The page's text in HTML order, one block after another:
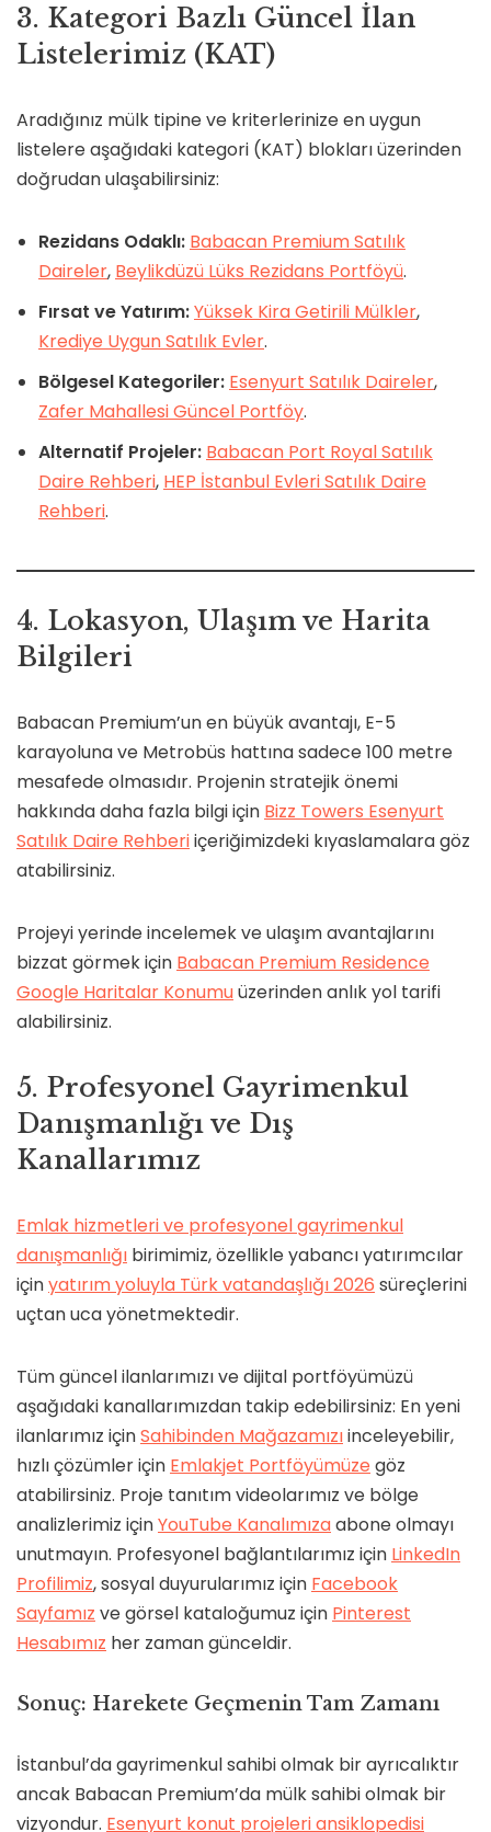
3. Kategori Bazlı Güncel İlan
Listelerimiz (KAT)
Aradığınız mülk tipine ve kriterlerinize en uygun
listelere aşağıdaki kategori (KAT) blokları üzerinden
doğrudan ulaşabilirsiniz:
Rezidans Odaklı: Babacan Premium Satılık
Daireler, Beylikdüzü Lüks Rezidans Portföyü.
Fırsat ve Yatırım:Yüksek Kira Getirili Mülkler,
Krediye Uygun Satılık Evler.
Bölgesel Kategoriler: Esenyurt Satılık Daireler,
Zafer Mahallesi Güncel Portföy.
Alternatif Projeler: Babacan Port Royal Satılık
Daire Rehberi, HEP İstanbul Evleri Satılık Daire
Rehberi.
4. Lokasyon, Ulaşım ve Harita
Bilgileri
Babacan Premium’un en büyük avantajı, E-5
karayoluna ve Metrobüs hattına sadece 100 metre
mesafede olmasıdır. Projenin stratejik önemi
hakkında daha fazla bilgi için Bizz Towers Esenyurt
Satılık Daire Rehberiiçeriğimizdeki kıyaslamalara göz
atabilirsiniz.
Projeyi yerinde incelemek ve ulaşım avantajlarını
bizzat görmek için Babacan Premium Residence
Google Haritalar Konumuüzerinden anlık yol tarifi
alabilirsiniz.
5. Profesyonel Gayrimenkul
Danışmanlığı ve Dış
Kanallarımız
Emlak hizmetleri ve profesyonel gayrimenkul
danışmanlığı birimimiz, özellikle yabancı yatırımcılar
içinyatırım yoluyla Türk vatandaşlığı 2026 süreçlerini
uçtan uca yönetmektedir.
Tüm güncel ilanlarımızı ve dijital portföyümüzü
aşağıdaki kanallarımızdan takip edebilirsiniz: En yeni
ilanlarımız içinSahibinden Mağazamızıinceleyebilir,
hızlı çözümler için Emlakjet Portföyümüze göz
atabilirsiniz. Proje tanıtım videolarımız ve bölge
analizlerimiz içinYouTube Kanalımızaabone olmayı
unutmayın. Profesyonel bağlantılarımız için LinkedIn
Profilimiz, sosyal duyurularımız için Facebook
Sayfamız ve görsel kataloğumuz için Pinterest
Hesabımız her zaman günceldir.
Sonuç: Harekete Geçmenin Tam Zamanı
İstanbul’da gayrimenkul sahibi olmak bir ayrıcalıktır
ancak Babacan Premium’da mülk sahibi olmak bir
vizyondur. Esenyurt konut projeleri ansiklopedisi